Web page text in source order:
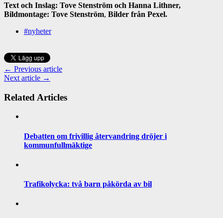
Text och Inslag: Tove Stenström och Hanna Lithner,
Bildmontage: Tove Stenström, Bilder från Pexel.
#nyheter
← Previous article
Next article →
Related Articles
Debatten om frivillig återvandring dröjer i
kommunfullmäktige
Trafikolycka: två barn påkörda av bil